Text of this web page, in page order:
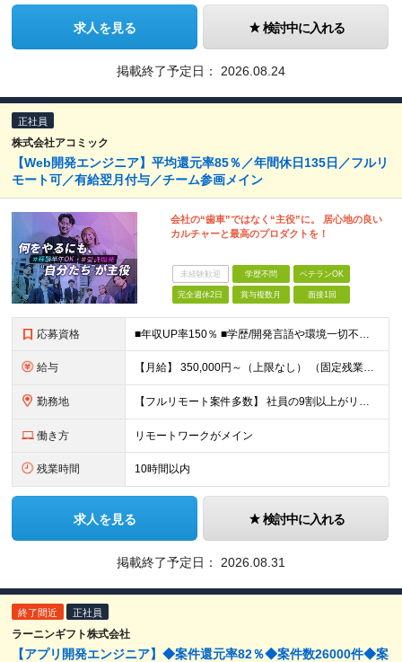
求人を見る 検討中に入れる
掲載終了予定日： 2026.08.24
正社員
株式会社アコミック
【Web開発エンジニア】平均還元率85％／年間休日135日／フルリ
モート可／有給翌月付与／チーム参画メイン
会社の“歯車”ではなく“主役”に。 居心地の良い
カルチャーと最高のプロダクトを！
未経験歓迎 学歴不問 ベテランOK
完全週休2日 賞与複数月 面接1回
応募資格 ■年収UP率150％ ■学歴/開発言語や環境一切不問 ■第二新卒・既卒歓迎 ■経験浅め・ブランクがある方もOK！ 【必須条件】 開発案件の実務経験半年以上の方 ★PM/PLへのキャリアUPも！ 昨
給与 【月給】 350,000円～（上限なし） （固定残業代20時間分16,600円～を含む） ∟経験やスキルにより、決定いたします。 ∟みなし残業代は、時間外労働の有無に関わらず支給します ∟20時間を超
勤務地 【フルリモート案件多数】 社員の9割以上がリモートワークを導入！ 【勤務地】 自宅／本社オフィス／大阪支社／東京23区内のプロジェクト先への勤務 ・プロジェクト先は、居住地やご自身の希望等を考慮の上
働き方 リモートワークがメイン
残業時間 10時間以内
求人を見る 検討中に入れる
掲載終了予定日： 2026.08.31
終了間近 正社員
ラーニンギフト株式会社
【アプリ開発エンジニア】◆案件還元率82％◆案件数26000件◆案